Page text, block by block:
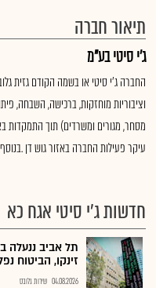
תיאור חברה
ג'י סיטי בע"מ
החברה ג'י סיטי או בשמה הקודם גזית
וציבוריות מוחזקות, ברכישה, השבחה,
מסחר, מגורים ומשרדים) תוך התמקדות
עיקר פעילות החברה באזור גוש דן
חדשות ג'י סיטי אגח כא
תל אביב ננעלה
זינקו, הביטוח נפל;
04.08.2026 שירות גלובס